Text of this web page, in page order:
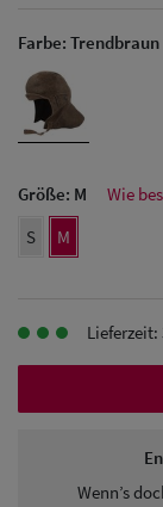
Herren
Baseball
Schutz
Farbe: Trendbraun
Größe: M
Wie
S
M
Lieferzeit:
Wenn’s